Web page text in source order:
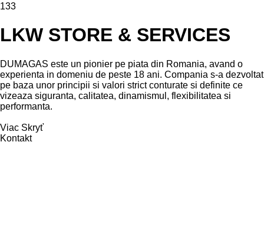
133
LKW STORE & SERVICES
DUMAGAS este un pionier pe piata din Romania, avand o
experienta in domeniu de peste 18 ani. Compania s-a dezvoltat
pe baza unor principii si valori strict conturate si definite ce
vizeaza siguranta, calitatea, dinamismul, flexibilitatea si
performanta.
Viac Skryť
Kontakt